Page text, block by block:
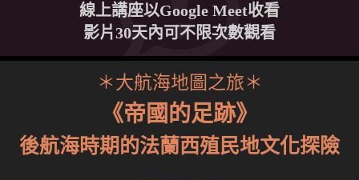
線上講座以Google Meet收看
影片30天內可不限次數觀看
＊大航海地圖之旅＊
《帝國的足跡》
後航海時期的法蘭西殖民地文化探險